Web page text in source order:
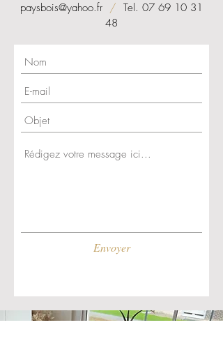
paysbois@yahoo.fr / Tel. 07 69 10 31
48
Envoyer